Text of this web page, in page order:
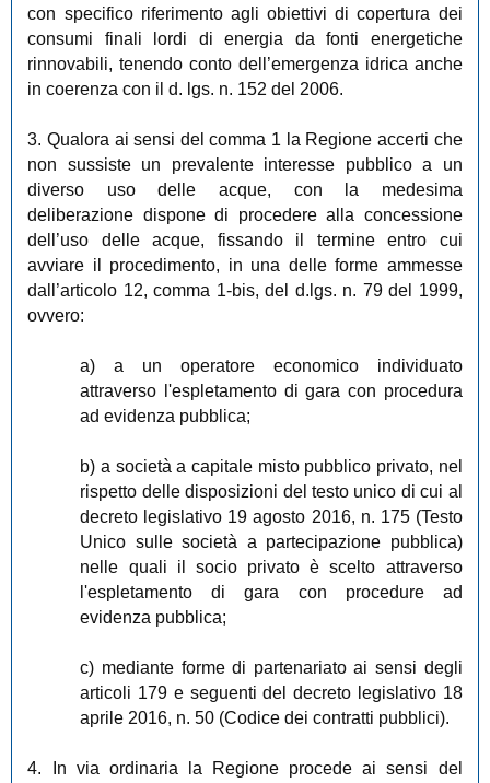
con specifico riferimento agli obiettivi di copertura dei
consumi finali lordi di energia da fonti energetiche
rinnovabili, tenendo conto dell’emergenza idrica anche
in coerenza con il d. lgs. n. 152 del 2006.
3. Qualora ai sensi del comma 1 la Regione accerti che
non sussiste un prevalente interesse pubblico a un
diverso uso delle acque, con la medesima
deliberazione dispone di procedere alla concessione
dell’uso delle acque, fissando il termine entro cui
avviare il procedimento, in una delle forme ammesse
dall’articolo 12, comma 1-bis, del d.lgs. n. 79 del 1999,
ovvero:
a) a un operatore economico individuato
attraverso l'espletamento di gara con procedura
ad evidenza pubblica;
b) a società a capitale misto pubblico privato, nel
rispetto delle disposizioni del testo unico di cui al
decreto legislativo 19 agosto 2016, n. 175 (Testo
Unico sulle società a partecipazione pubblica)
nelle quali il socio privato è scelto attraverso
l'espletamento di gara con procedure ad
evidenza pubblica;
c) mediante forme di partenariato ai sensi degli
articoli 179 e seguenti del decreto legislativo 18
aprile 2016, n. 50 (Codice dei contratti pubblici).
4. In via ordinaria la Regione procede ai sensi del